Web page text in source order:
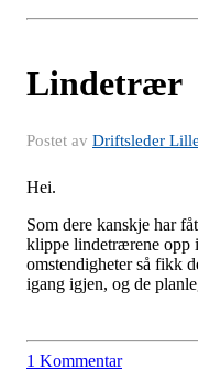
Lindetrær
Postet av Driftsleder
Hei.
Som dere kanskje har
klippe lindetrærene opp
omstendigheter så fikk
igang igjen, og de
1 Kommentar